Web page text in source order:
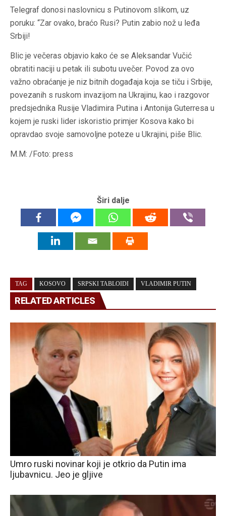
Telegraf donosi naslovnicu s Putinovom slikom, uz
poruku: “Zar ovako, braćo Rusi? Putin zabio nož u leđa
Srbiji!
Blic je večeras objavio kako će se Aleksandar Vučić
obratiti naciji u petak ili subotu uvečer. Povod za ovo
važno obraćanje je niz bitnih događaja koja se tiču i Srbije,
povezanih s ruskom invazijom na Ukrajinu, kao i razgovor
predsjednika Rusije Vladimira Putina i Antonija Guterresa u
kojem je ruski lider iskoristio primjer Kosova kako bi
opravdao svoje samovoljne poteze u Ukrajini, piše Blic.
M.M: /Foto: press
Širi dalje
TAG KOSOVO SRPSKI TABLOIDI VLADIMIR PUTIN
RELATED ARTICLES
Umro ruski novinar koji je otkrio da Putin ima
ljubavnicu. Jeo je gljive